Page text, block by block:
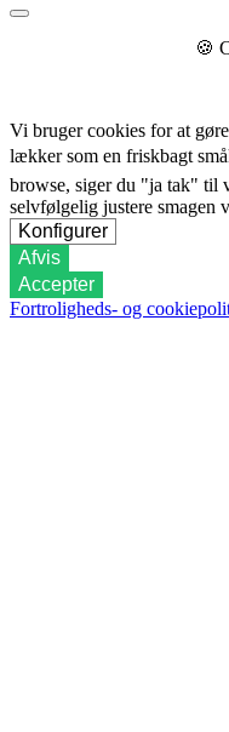
🍪
Vi bruger cookies for at
lækker som en friskbagt
browse, siger du "ja tak" til
selvfølgelig justere smagen
Konfigurer
Afvis
Accepter
Fortroligheds- og